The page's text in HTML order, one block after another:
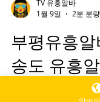
TV 유흥알바
1월 9일
2분 분량